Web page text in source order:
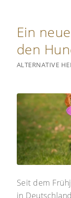
Ein
den
ALTERNATIVE
Seit dem
in